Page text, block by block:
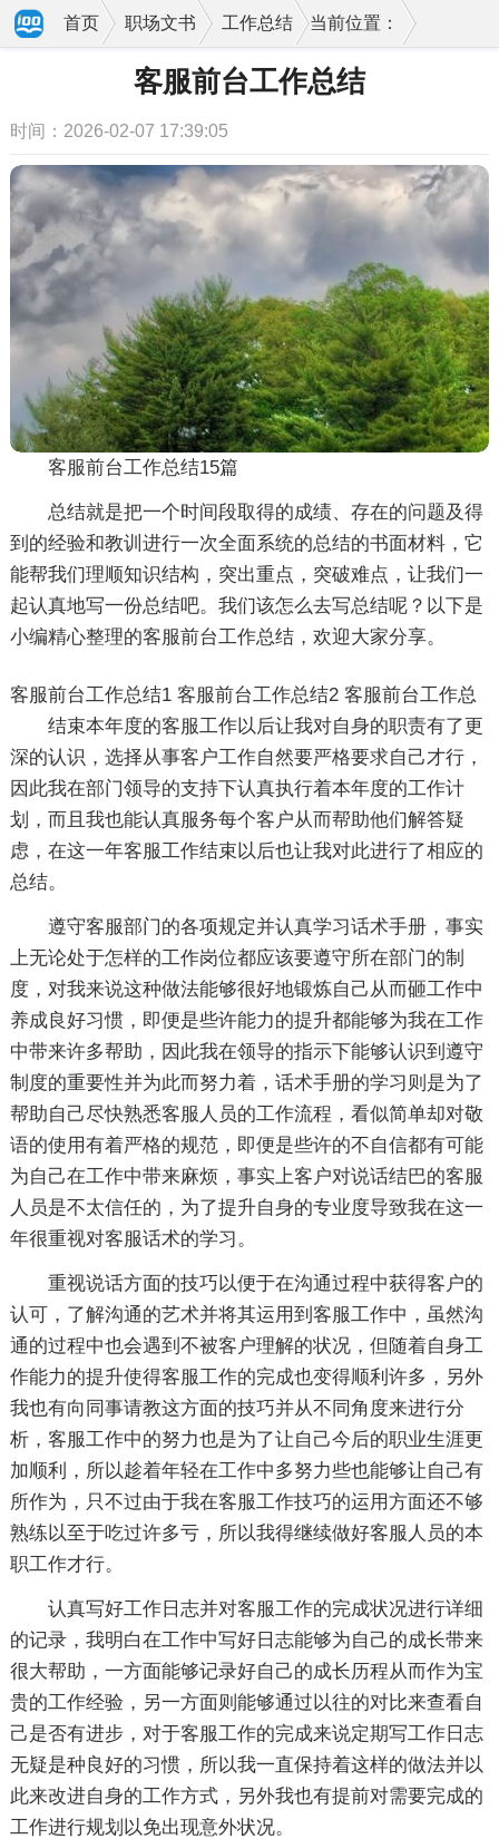
当前位置：
首页 职场文书 工作总结
客服前台工作总结
时间：2026-02-07 17:39:05
客服前台工作总结15篇
总结就是把一个时间段取得的成绩、存在的问题及得
到的经验和教训进行一次全面系统的总结的书面材料，它
能帮我们理顺知识结构，突出重点，突破难点，让我们一
起认真地写一份总结吧。我们该怎么去写总结呢？以下是
小编精心整理的客服前台工作总结，欢迎大家分享。
客服前台工作总结1
结束本年度的客服工作以后让我对自身的职责有了更
深的认识，选择从事客户工作自然要严格要求自己才行，
因此我在部门领导的支持下认真执行着本年度的工作计
划，而且我也能认真服务每个客户从而帮助他们解答疑
虑，在这一年客服工作结束以后也让我对此进行了相应的
总结。
遵守客服部门的各项规定并认真学习话术手册，事实
上无论处于怎样的工作岗位都应该要遵守所在部门的制
度，对我来说这种做法能够很好地锻炼自己从而砸工作中
养成良好习惯，即便是些许能力的提升都能够为我在工作
中带来许多帮助，因此我在领导的指示下能够认识到遵守
制度的重要性并为此而努力着，话术手册的学习则是为了
帮助自己尽快熟悉客服人员的工作流程，看似简单却对敬
语的使用有着严格的规范，即便是些许的不自信都有可能
为自己在工作中带来麻烦，事实上客户对说话结巴的客服
人员是不太信任的，为了提升自身的专业度导致我在这一
年很重视对客服话术的学习。
重视说话方面的技巧以便于在沟通过程中获得客户的
认可，了解沟通的艺术并将其运用到客服工作中，虽然沟
通的过程中也会遇到不被客户理解的状况，但随着自身工
作能力的提升使得客服工作的完成也变得顺利许多，另外
我也有向同事请教这方面的技巧并从不同角度来进行分
析，客服工作中的努力也是为了让自己今后的职业生涯更
加顺利，所以趁着年轻在工作中多努力些也能够让自己有
所作为，只不过由于我在客服工作技巧的运用方面还不够
熟练以至于吃过许多亏，所以我得继续做好客服人员的本
职工作才行。
认真写好工作日志并对客服工作的完成状况进行详细
的记录，我明白在工作中写好日志能够为自己的成长带来
很大帮助，一方面能够记录好自己的成长历程从而作为宝
贵的工作经验，另一方面则能够通过以往的对比来查看自
己是否有进步，对于客服工作的完成来说定期写工作日志
无疑是种良好的习惯，所以我一直保持着这样的做法并以
此来改进自身的工作方式，另外我也有提前对需要完成的
工作进行规划以免出现意外状况。
客服前台工作总结2 客服前台工作总